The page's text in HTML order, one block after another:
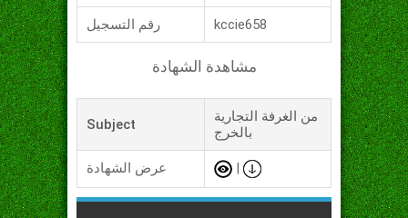
رقم التسجيل kccie658
مشاهدة الشهادة
Subject
من الغرفة التجارية
بالخرج
عرض الشهادة